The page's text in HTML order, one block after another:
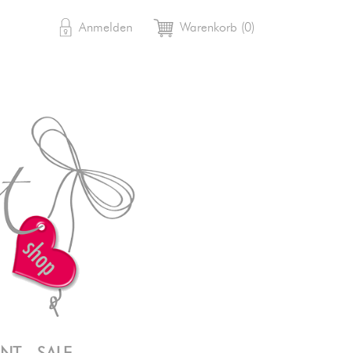
 Anmelden shopping_cart Warenkorb (0)